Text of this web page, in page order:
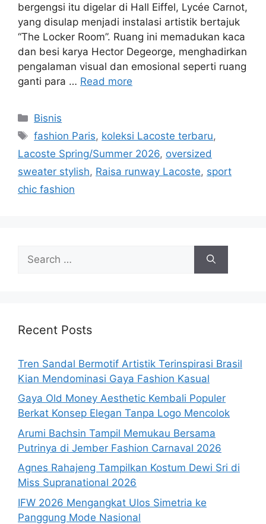
bergengsi itu digelar di Hall Eiffel, Lycée Carnot,
yang disulap menjadi instalasi artistik bertajuk
“The Locker Room”. Ruang ini memadukan kaca
dan besi karya Hector Degeorge, menghadirkan
pengalaman visual dan emosional seperti ruang
ganti para … Read more
Categories
Bisnis
Tags
fashion Paris, koleksi Lacoste terbaru,
Lacoste Spring/Summer 2026, oversized
sweater stylish, Raisa runway Lacoste, sport
chic fashion
for:
Recent Posts
Tren Sandal Bermotif Artistik Terinspirasi Brasil
Kian Mendominasi Gaya Fashion Kasual
Gaya Old Money Aesthetic Kembali Populer
Berkat Konsep Elegan Tanpa Logo Mencolok
Arumi Bachsin Tampil Memukau Bersama
Putrinya di Jember Fashion Carnaval 2026
Agnes Rahajeng Tampilkan Kostum Dewi Sri di
Miss Supranational 2026
IFW 2026 Mengangkat Ulos Simetria ke
Panggung Mode Nasional